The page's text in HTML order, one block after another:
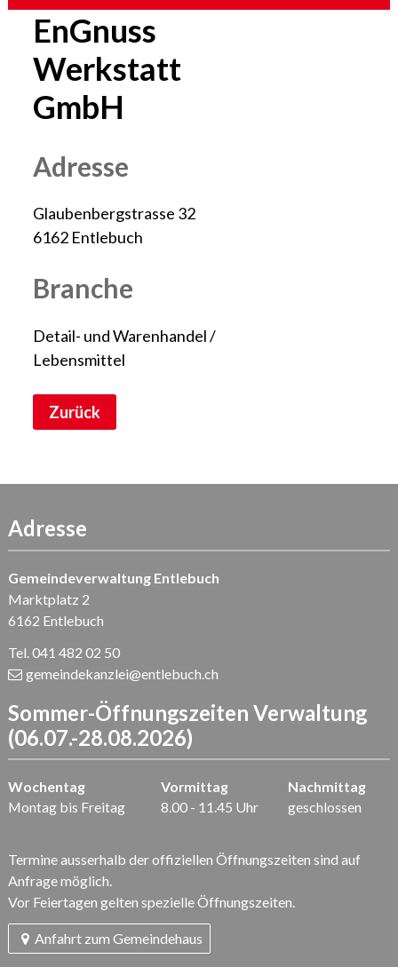
EnGnuss
Werkstatt
GmbH
Adresse
Glaubenbergstrasse 32
6162 Entlebuch
Branche
Detail- und Warenhandel /
Lebensmittel
Zurück
Adresse
Gemeindeverwaltung Entlebuch
Marktplatz 2
6162 Entlebuch
Tel. 041 482 02 50
gemeindekanzlei@entlebuch.ch
Sommer-Öffnungszeiten Verwaltung
(06.07.-28.08.2026)
Wochentag Vormittag
Nachmittag
Montag bis Freitag
8.00 - 11.45 Uhr geschlossen
Termine ausserhalb der offiziellen Öffnungszeiten sind auf
Anfrage möglich.
Vor Feiertagen gelten spezielle Öffnungszeiten.
Anfahrt zum Gemeindehaus